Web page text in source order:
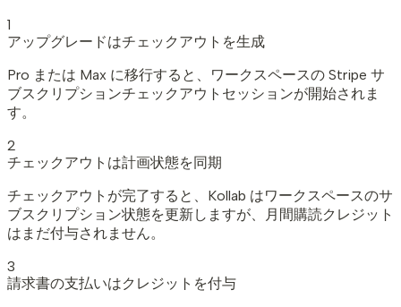
1
アップグレードはチェックアウトを生成
Pro または Max に移行すると、ワークスペースの Stripe サ
ブスクリプションチェックアウトセッションが開始されま
す。
2
チェックアウトは計画状態を同期
チェックアウトが完了すると、Kollab はワークスペースのサ
ブスクリプション状態を更新しますが、月間購読クレジット
はまだ付与されません。
3
請求書の支払いはクレジットを付与